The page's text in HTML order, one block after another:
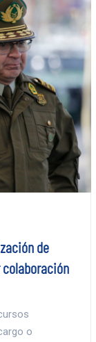
de
colaboración
o